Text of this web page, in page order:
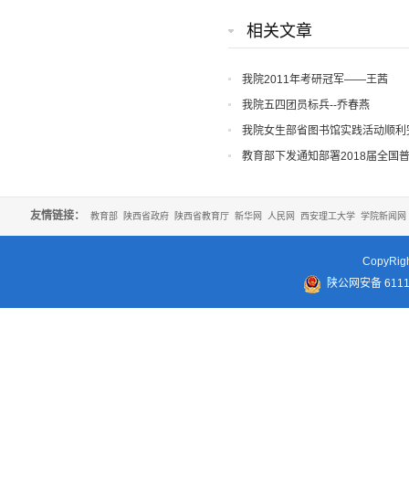
相关文章
我院2011年考研冠军——王茜
我院五四团员标兵--乔春燕
我院女生部省图书馆实践活动顺利
教育部下发通知部署2018届全国
友情链接： 教育部 陕西省政府 陕西省教育厅 新华网 人民网 西安理工大学 学院新闻网
陕公网安备